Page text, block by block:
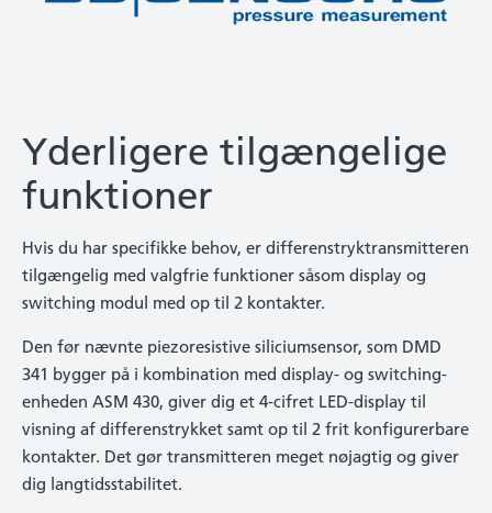
Yderligere tilgængelige
funktioner
Hvis du har specifikke behov, er differenstryktransmitteren
tilgængelig med valgfrie funktioner såsom display og
switching modul med op til 2 kontakter.
Den før nævnte piezoresistive siliciumsensor, som DMD
341 bygger på i kombination med display- og switching-
enheden ASM 430, giver dig et 4-cifret LED-display til
visning af differenstrykket samt op til 2 frit konfigurerbare
kontakter. Det gør transmitteren meget nøjagtig og giver
dig langtidsstabilitet.